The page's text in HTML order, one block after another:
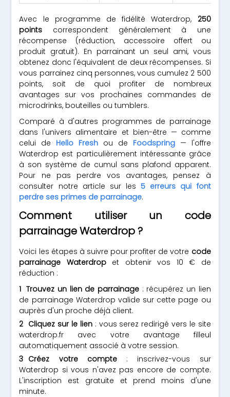
Avec le programme de fidélité Waterdrop, 250
points correspondent généralement à une
récompense (réduction, accessoire offert ou
produit gratuit). En parrainant un seul ami, vous
obtenez donc l'équivalent de deux récompenses. Si
vous parrainez cinq personnes, vous cumulez 2 500
points, soit de quoi profiter de nombreux
avantages sur vos prochaines commandes de
microdrinks, bouteilles ou tumblers.
Comparé à d'autres programmes de parrainage
dans l'univers alimentaire et bien-être — comme
celui de Hello Fresh ou de Foodspring— l'offre
Waterdrop est particulièrement intéressante grâce
à son système de cumul sans plafond apparent.
Pour ne pas perdre vos avantages, pensez à
consulter notre article sur les 5 erreurs qui font
perdre ses primes de parrainage.
Comment utiliser un code
parrainage Waterdrop ?
Voici les étapes à suivre pour profiter de votre code
parrainage Waterdropet obtenir vos 10 € de
réduction :
Trouvez un lien de parrainage : récupérez un lien
de parrainage Waterdrop valide sur cette page ou
auprès d'un proche déjà client.
Cliquez sur le lien: vous serez redirigé vers le site
waterdrop.fr avec votre avantage filleul
automatiquement associé à votre session.
Créez votre compte: inscrivez-vous sur
Waterdrop si vous n'avez pas encore de compte.
L'inscription est gratuite et prend moins d'une
minute.